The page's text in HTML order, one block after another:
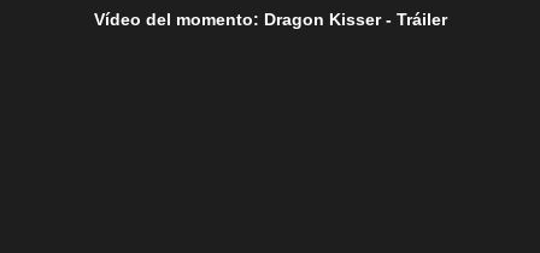
Vídeo del momento: Dragon Kisser - Tráiler